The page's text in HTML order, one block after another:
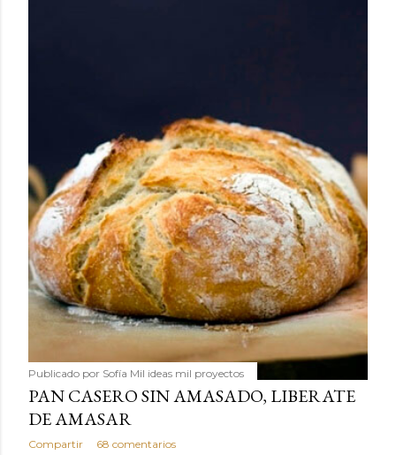
Publicado por Sofía Mil ideas mil proyectos
PAN CASERO SIN AMASADO, LIBERATE
DE AMASAR
Compartir 68 comentarios